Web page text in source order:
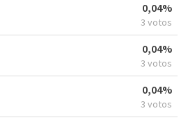
0,04%
3 votos
0,04%
3 votos
0,04%
3 votos